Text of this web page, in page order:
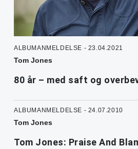
ALBUMANMELDELSE - 23.04.2021
Tom Jones
80 år – med saft og
ALBUMANMELDELSE - 24.07.2010
Tom Jones
Tom Jones: Praise And